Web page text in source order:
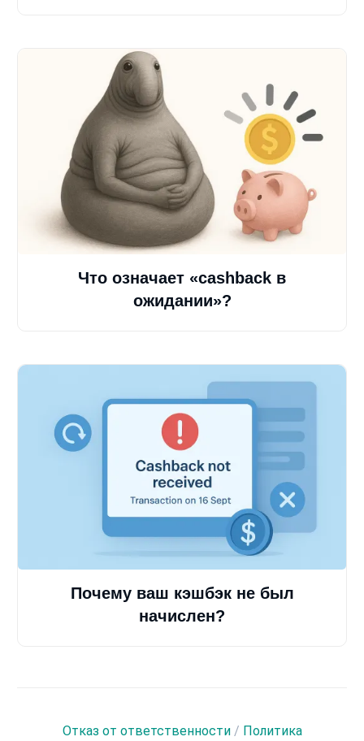
Что означает «cashback в
ожидании»?
Почему ваш кэшбэк не был
начислен?
Отказ от ответственности/ Политика